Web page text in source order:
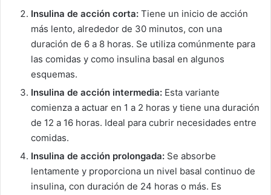
Insulina de acción corta: Tiene un inicio de acción
más lento, alrededor de 30 minutos, con una
duración de 6 a 8 horas. Se utiliza comúnmente para
las comidas y como insulina basal en algunos
esquemas.
Insulina de acción intermedia: Esta variante
comienza a actuar en 1 a 2 horas y tiene una duración
de 12 a 16 horas. Ideal para cubrir necesidades entre
comidas.
Insulina de acción prolongada: Se absorbe
lentamente y proporciona un nivel basal continuo de
insulina, con duración de 24 horas o más. Es